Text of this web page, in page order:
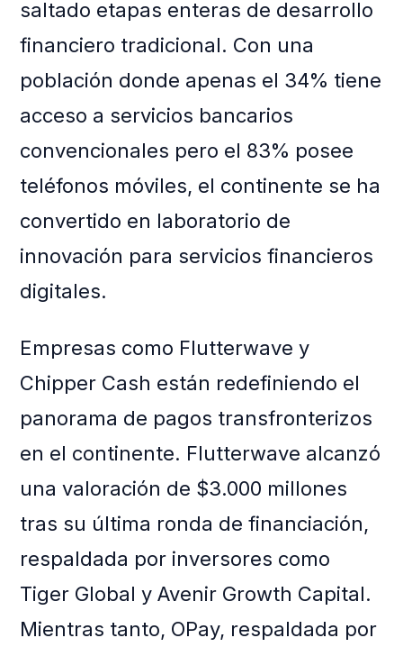
saltado etapas enteras de desarrollo
financiero tradicional. Con una
población donde apenas el 34% tiene
acceso a servicios bancarios
convencionales pero el 83% posee
teléfonos móviles, el continente se ha
convertido en laboratorio de
innovación para servicios financieros
digitales.
Empresas como Flutterwave y
Chipper Cash están redefiniendo el
panorama de pagos transfronterizos
en el continente. Flutterwave alcanzó
una valoración de $3.000 millones
tras su última ronda de financiación,
respaldada por inversores como
Tiger Global y Avenir Growth Capital.
Mientras tanto, OPay, respaldada por